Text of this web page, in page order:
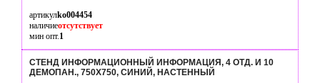
артикулko004454
наличиеотсутствует
мин опт.1
СТЕНД ИНФОРМАЦИОННЫЙ ИНФОРМАЦИЯ, 4 ОТД. И 10
ДЕМОПАН., 750Х750, СИНИЙ, НАСТЕННЫЙ